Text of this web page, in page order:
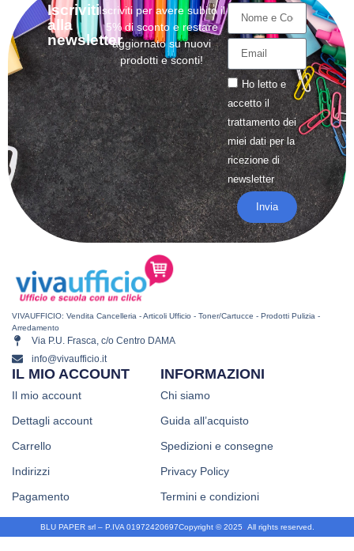
Iscriviti
alla
newsletter
Iscriviti per avere subito il
5% di sconto e restare
aggiornato su nuovi
prodotti e sconti!
Ho letto e
accetto il
trattamentodei
miei dati per la
ricezione di
newsletter
Invia
VIVAUFFICIO: Vendita Cancelleria - Articoli Ufficio - Toner/Cartucce - Prodotti Pulizia -
Arredamento
Via P.U. Frasca, c/o Centro DAMA
info@vivaufficio.it
INFORMAZIONI
Chi siamo
Guida all’acquisto
Spedizioni e consegne
Privacy Policy
Termini e condizioni
IL MIO ACCOUNT
Il mio account
Dettagli account
Carrello
Indirizzi
Pagamento
Copyright © 2025. All rights reserved.
BLU PAPER srl – P.IVA 01972420697